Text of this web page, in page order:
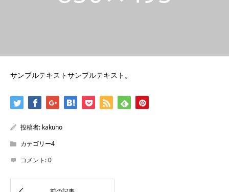
サンプルテキストサンプルテキスト。
投稿者: kakuho
カテゴリー4
コメント:0